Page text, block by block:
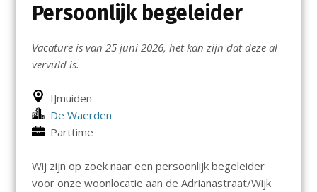
Persoonlijk begeleider
Vacature is van 25 juni 2026, het kan zijn dat deze al
vervuld is.
IJmuiden
De Waerden
Parttime
Wij zijn op zoek naar een persoonlijk begeleider
voor onze woonlocatie aan de Adrianastraat/Wijk